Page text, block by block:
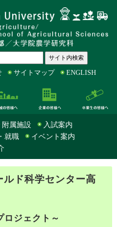
サイトマップ ENGLISH
地域の皆様へ 企業の皆様へ
附属施設
入試案内
就職
イベント案内
ルド科学センター高
ロジェクト～